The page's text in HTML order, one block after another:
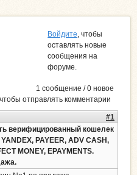
Войдите, чтобы
оставлять новые
сообщения на
форуме.
1 сообщение / 0 новое
отправлять комментарии
#1
верифицированный кошелек
YANDEX, PAYEER, ADV CASH,
MONEY, EPAYMENTS.